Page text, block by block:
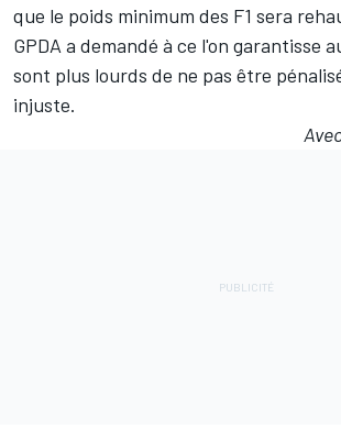
que le poids minimum des F1 sera
GPDA a demandé à ce l'on garantisse
sont plus lourds de ne pas être
injuste.